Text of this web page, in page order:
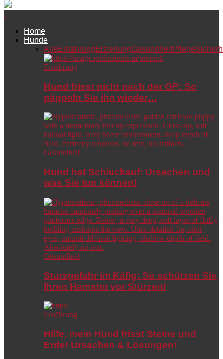
Home
Hunde
Alle Ernährung ErziehungGesundheitPflege
Ernährung
Hund frisst nicht nach der OP: So
päppeln Sie ihn wieder…
Gesundheit
Hund hat Schluckauf: Ursachen und
was Sie tun können!
Gesundheit
Sturzgefahr im Käfig: So schützen Sie
Ihren Hamster vor Stürzen!
Ernährung
Hilfe, mein Hund frisst Steine und
Erde! Ursachen & Lösungen!